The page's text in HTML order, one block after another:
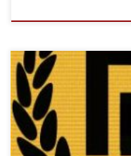
Nikolaos Mijaloliakos,
Dorado, salió de la
parlamentario ha salido
máximo de 18 meses